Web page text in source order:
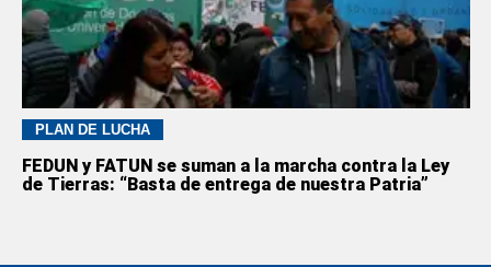
PLAN DE LUCHA
FEDUN y FATUN se suman a la marcha contra la Ley
de Tierras: “Basta de entrega de nuestra Patria”